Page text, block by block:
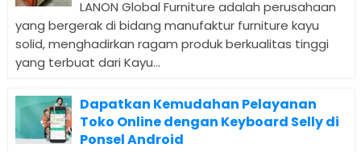
LANON Global Furniture adalah perusahaan
yang bergerak di bidang manufaktur furniture kayu
solid, menghadirkan ragam produk berkualitas tinggi
yang terbuat dari Kayu...
Dapatkan Kemudahan Pelayanan
Toko Online dengan Keyboard Selly di
Ponsel Android